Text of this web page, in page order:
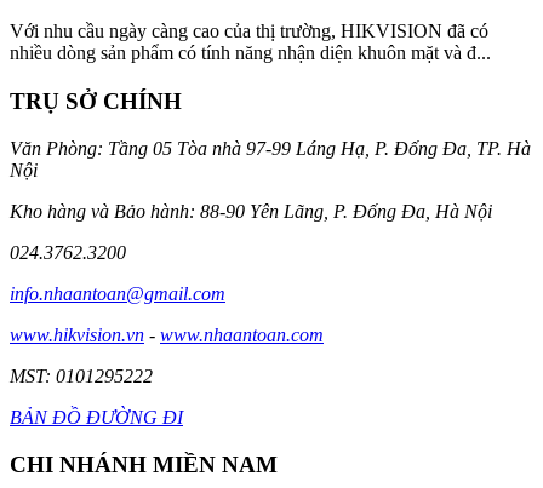
Với nhu cầu ngày càng cao của thị trường, HIKVISION đã có
nhiều dòng sản phẩm có tính năng nhận diện khuôn mặt và đ...
TRỤ SỞ CHÍNH
Văn Phòng: Tầng 05 Tòa nhà 97-99 Láng Hạ, P. Đống Đa, TP. Hà
Nội
Kho hàng và Bảo hành: 88-90 Yên Lãng, P. Đống Đa, Hà Nội
024.3762.3200
info.nhaantoan@gmail.com
www.hikvision.vn - www.nhaantoan.com
MST: 0101295222
BẢN ĐỒ ĐƯỜNG ĐI
CHI NHÁNH MIỀN NAM